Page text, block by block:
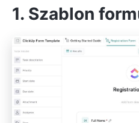
1. Szablon